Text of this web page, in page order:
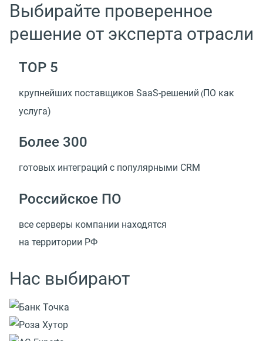
Выбирайте проверенное
решение от эксперта отрасли
TOP 5
крупнейших поставщиков SaaS-решений (ПО как
услуга)
Более 300
готовых интеграций с популярными CRM
Российское ПО
все серверы компании находятся
на территории РФ
Нас выбирают